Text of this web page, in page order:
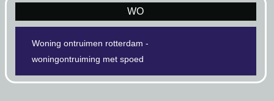
WO
Woning ontruimen rotterdam -
woningontruiming met spoed